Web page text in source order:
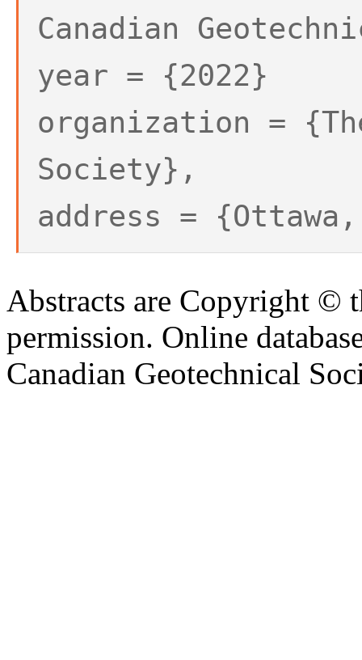
Canadian
year = {2022}
organization =
Society},
address =
Abstracts are Copyright ©
permission. Online
Canadian Geotechnical